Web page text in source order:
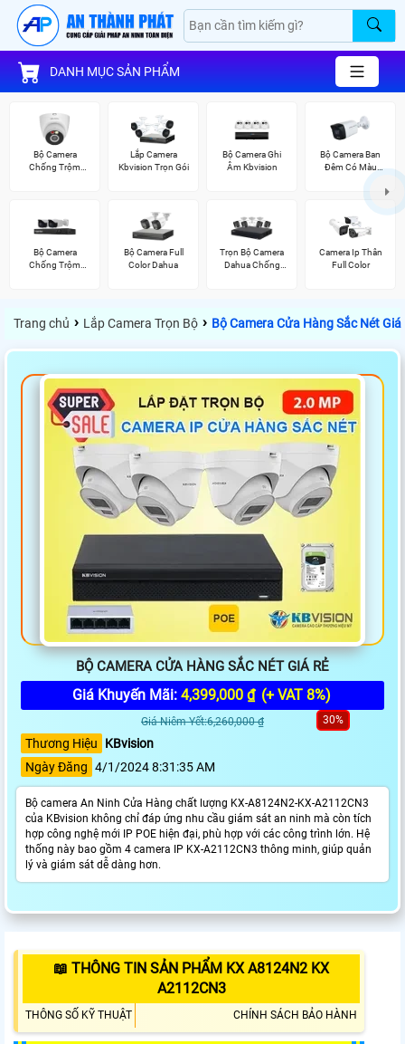
DANH MỤC SẢN PHẨM
Bộ Camera
Chống Trộm
Lắp Camera
Kbvision Trọn Gói
Bộ Camera Ghi
Âm Kbvision
Bộ Camera Ban
Đêm Có Màu
Bộ Camera
Chống Trộm
Bộ Camera Full
Color Dahua
Trọn Bộ Camera
Dahua Chống
Camera Ip Thân
Full Color
Trang chủ › Lắp Camera Trọn Bộ › Bộ Camera Cửa Hàng Sắc Nét Giá
BỘ CAMERA CỬA HÀNG SẮC NÉT GIÁ RẺ
Giá Khuyến Mãi: 4,399,000 ₫ (+ VAT 8%)
Giá Niêm Yết:6,260,000 ₫ 30%
Thương Hiệu
KBvision
Ngày Đăng 4/1/2024 8:31:35 AM
Bộ camera An Ninh Cửa Hàng chất lượng KX-A8124N2-KX-A2112CN3
của KBvision không chỉ đáp ứng nhu cầu giám sát an ninh mà còn tích
hợp công nghệ mới IP POE hiện đại, phù hợp với các công trình lớn. Hệ
thống này bao gồm 4 camera IP KX-A2112CN3 thông minh, giúp quản
lý và giám sát dễ dàng hơn.
📖 THÔNG TIN SẢN PHẨM KX A8124N2 KX
A2112CN3
THÔNG SỐ KỸ THUẬT CHÍNH SÁCH BẢO HÀNH